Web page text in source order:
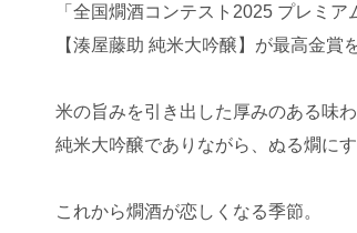
「全国燗酒コンテスト2025 プレミア
【湊屋藤助 純米大吟醸】が最高金賞
米の旨みを引き出した厚みのある味
純米大吟醸でありながら、ぬる燗に
これから燗酒が恋しくなる季節。